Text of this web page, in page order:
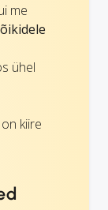
me
ühel
kiire